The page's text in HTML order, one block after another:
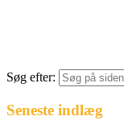
Søg efter:
Seneste indlæg